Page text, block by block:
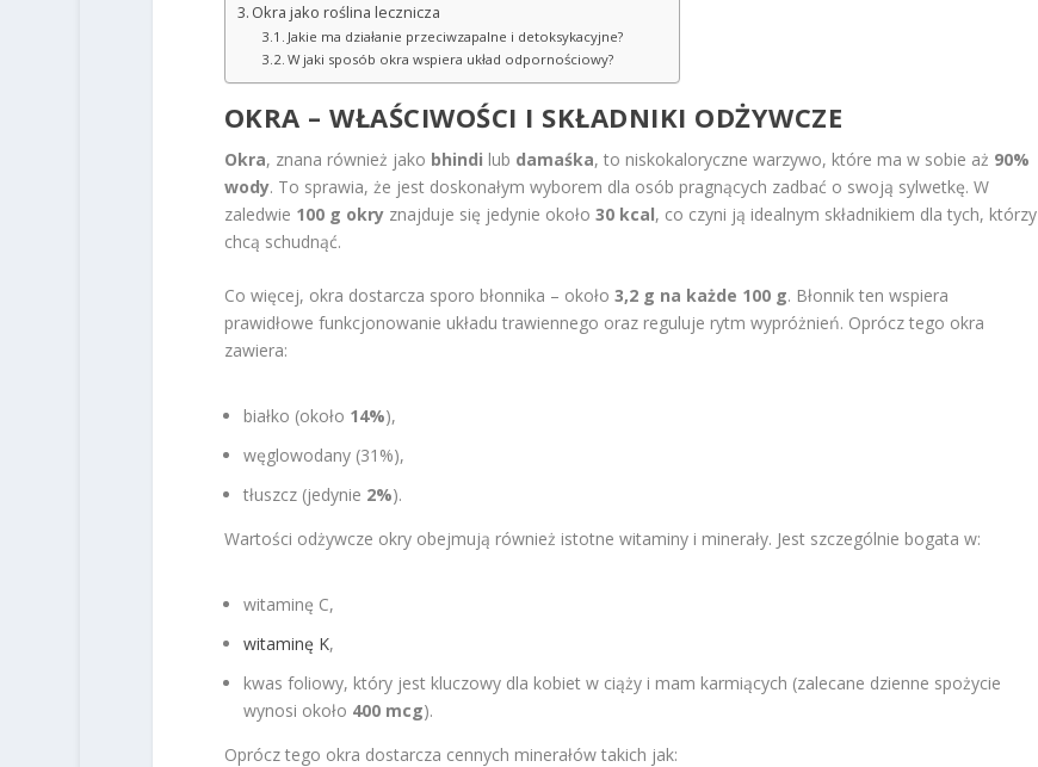
Okra jako roślina lecznicza
Jakie ma działanie przeciwzapalne i detoksykacyjne?
W jaki sposób okra wspiera układ odpornościowy?
OKRA – WŁAŚCIWOŚCI I SKŁADNIKI ODŻYWCZE
Okra, znana również jako bhindi lub damaśka, to niskokaloryczne warzywo, które ma w sobie aż 90%
wody. To sprawia, że jest doskonałym wyborem dla osób pragnących zadbać o swoją sylwetkę. W
zaledwie 100 g okryznajduje się jedynie około 30 kcal, co czyni ją idealnym składnikiem dla tych, którzy
chcą schudnąć.
Co więcej, okra dostarcza sporo błonnika – około 3,2 g na każde 100 g. Błonnik ten wspiera
prawidłowe funkcjonowanie układu trawiennego oraz reguluje rytm wypróżnień. Oprócz tego okra
zawiera:
białko (około 14%),
węglowodany (31%),
tłuszcz (jedynie 2%).
Wartości odżywcze okry obejmują również istotne witaminy i minerały. Jest szczególnie bogata w:
witaminę C,
witaminę K,
kwas foliowy, który jest kluczowy dla kobiet w ciąży i mam karmiących (zalecane dzienne spożycie
wynosi około 400 mcg).
Oprócz tego okra dostarcza cennych minerałów takich jak: